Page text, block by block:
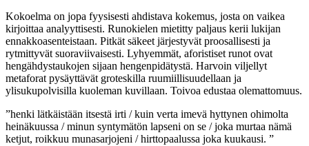
Kokoelma on jopa fyysisesti ahdistava kokemus, josta on vaikea
kirjoittaa analyyttisesti. Runokielen mietitty paljaus kerii lukijan
ennakkoasenteistaan. Pitkät säkeet järjestyvät proosallisesti ja
rytmittyvät suoraviivaisesti. Lyhyemmät, aforistiset runot ovat
hengähdystaukojen sijaan hengenpidätystä. Harvoin viljellyt
metaforat pysäyttävät groteskilla ruumiillisuudellaan ja
ylisukupolvisilla kuoleman kuvillaan. Toivoa edustaa olemattomuus.
”henki lätkäistään itsestä irti / kuin verta imevä hyttynen ohimolta
heinäkuussa / minun syntymätön lapseni on se / joka murtaa nämä
ketjut, roikkuu munasarjojeni / hirttopaalussa joka kuukausi. ”